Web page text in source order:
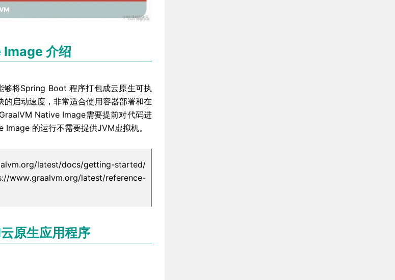
介绍
将Spring Boot 程序打包成云原生可执
启动速度，非常适合使用容器部署和在
Native Image需要提前对代码进
的运行不需要提供JVM虚拟机。
latest/docs/getting-started/
latest/reference-
原生应用程序